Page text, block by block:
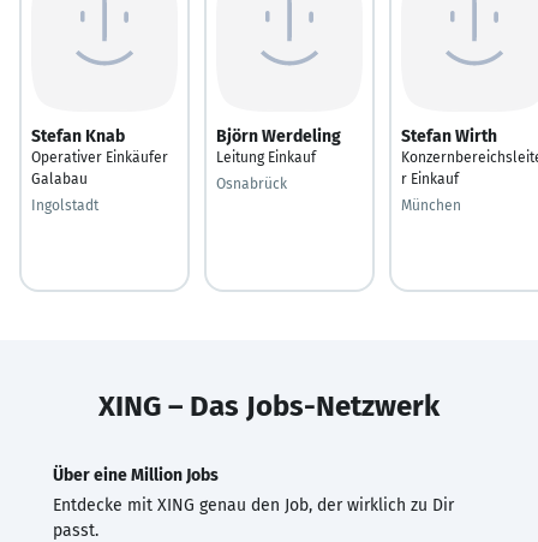
Stefan Knab
Operativer Einkäufer
Galabau
Ingolstadt
Björn Werdeling
Leitung Einkauf
Osnabrück
Stefan Wirth
r Einkauf
München
XING – Das Jobs-Netzwerk
Über eine Million Jobs
Entdecke mit XING genau den Job, der wirklich zu Dir
passt.